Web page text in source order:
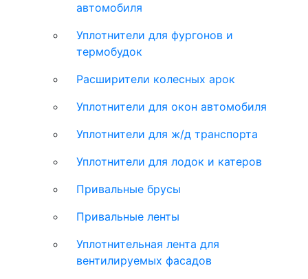
автомобиля
Уплотнители для фургонов и
термобудок
Расширители колесных арок
Уплотнители для окон автомобиля
Уплотнители для ж/д транспорта
Уплотнители для лодок и катеров
Привальные брусы
Привальные ленты
Уплотнительная лента для
вентилируемых фасадов